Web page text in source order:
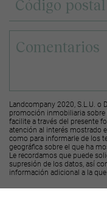
Landcompany 2020, S.L.U. o
promoción inmobiliaria sobre
facilite a través del presente
atención al interés mostrado
como para informarle de los
geográfica sobre el que ha
Le recordamos que puede
supresión de los datos, así
información adicional a la que